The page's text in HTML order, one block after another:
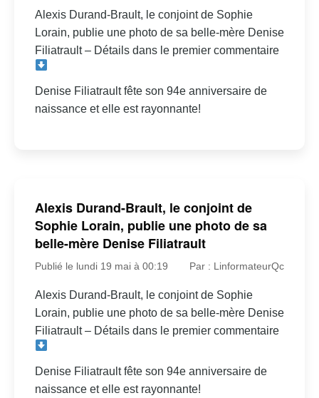
Alexis Durand-Brault, le conjoint de Sophie
Lorain, publie une photo de sa belle-mère Denise
Filiatrault – Détails dans le premier commentaire
Denise Filiatrault fête son 94e anniversaire de
naissance et elle est rayonnante!
Alexis Durand-Brault, le conjoint de
Sophie Lorain, publie une photo de sa
belle-mère Denise Filiatrault
Publié le lundi 19 mai à 00:19 Par : LinformateurQc
Alexis Durand-Brault, le conjoint de Sophie
Lorain, publie une photo de sa belle-mère Denise
Filiatrault – Détails dans le premier commentaire
Denise Filiatrault fête son 94e anniversaire de
naissance et elle est rayonnante!